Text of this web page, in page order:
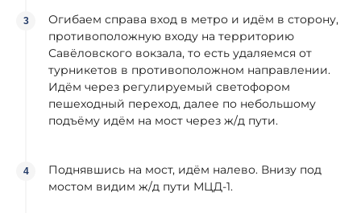
Огибаем справа вход в метро и идём в сторону,
противоположную входу на территорию
Савёловского вокзала, то есть удаляемся от
турникетов в противоположном направлении.
Идём через регулируемый светофором
пешеходный переход, далее по небольшому
подъёму идём на мост через ж/д пути.
Поднявшись на мост, идём налево. Внизу под
мостом видим ж/д пути МЦД-1.